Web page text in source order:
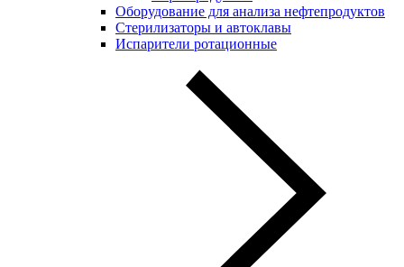
Оборудование для анализа нефтепродуктов
Стерилизаторы и автоклавы
Испарители ротационные